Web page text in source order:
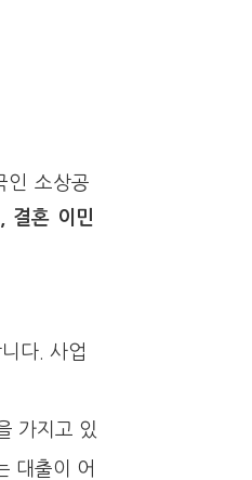
인 소상공
결혼 이민
다. 사업
가지고 있
대출이 어